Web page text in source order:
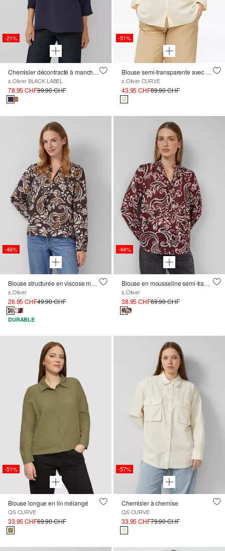
-21%
Chemisier décontracté à manches chauve-souris
s.Oliver BLACK LABEL
78.95 CHF99.90 CHF
-51%
Blouse semi-transparente avec structure
s.Oliver CURVE
43.95 CHF89.90 CHF
-46%
Blouse structurée en viscose mélangée avec un imprimé all-over
s.Oliver
26.95 CHF49.90 CHF
DURABLE
-44%
Blouse en mousseline semi-transparente avec imprimé all-over
s.Oliver
38.95 CHF69.90 CHF
-51%
Blouse longue en lin mélangé
QS CURVE
33.95 CHF69.90 CHF
-57%
Chemisier à chemise
QS CURVE
33.95 CHF79.90 CHF